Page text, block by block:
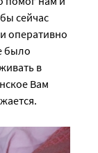
сейчас
оперативно
было
в
Вам